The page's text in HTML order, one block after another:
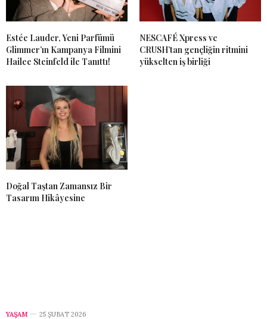
Estée Lauder, Yeni Parfümü
Glimmer’ın Kampanya Filmini
Hailee Steinfeld ile Tanıttı!
NESCAFÉ Xpress ve
CRUSH’tan gençliğin ritmini
yükselten iş birliği
Doğal Taştan Zamansız Bir
Tasarım Hikâyesine
YAŞAM 25 ŞUBAT 2026